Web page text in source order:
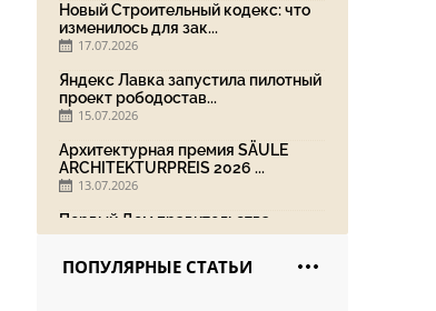
Новый Строительный кодекс: что
изменилось для зак...
17.07.2026
Яндекс Лавка запустила пилотный
проект рободостав...
15.07.2026
Архитектурная премия SÄULE
ARCHITEKTURPREIS 2026 ...
13.07.2026
Первый Дом правительства
Алматы станет главной те...
ПОПУЛЯРНЫЕ СТАТЬИ